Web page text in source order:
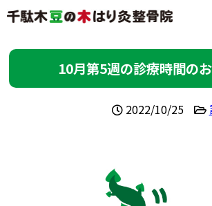
10月第5週の診療時間の
2022/10/25